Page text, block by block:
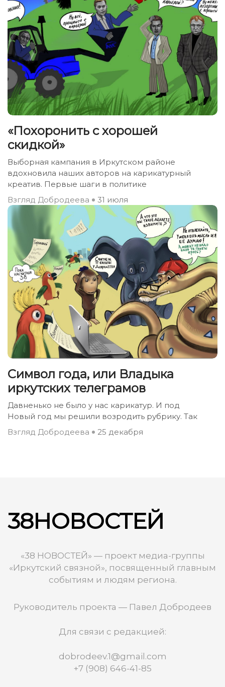
«Похоронить с хорошей
скидкой»
Выборная кампания в Иркутском районе
вдохновила наших авторов на карикатурный
креатив. Первые шаги в политике
Взгляд Добродеева
31 июля
Символ года, или Владыка
иркутских телеграмов
Давненько не было у нас карикатур. И под
Новый год мы решили возродить рубрику. Так
Взгляд Добродеева
25 декабря
38НОВОСТЕЙ
«38 НОВОСТЕЙ» — проект медиа-группы
«Иркутский связной», посвященный главным
событиям и людям региона.
Руководитель проекта — Павел Добродеев
Для связи с редакцией:
dobrodeev.1@gmail.com
+7 (908) 646-41-85